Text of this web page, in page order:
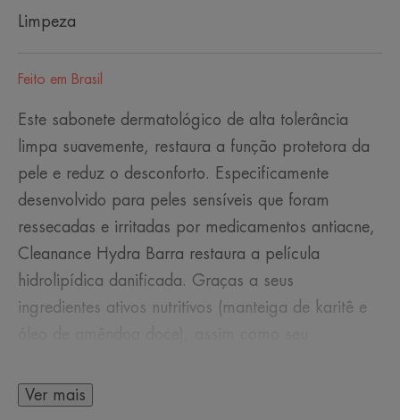
Limpeza
Feito em Brasil
Este sabonete dermatológico de alta tolerância
limpa suavemente, restaura a função protetora da
pele e reduz o desconforto. Especificamente
desenvolvido para peles sensíveis que foram
ressecadas e irritadas por medicamentos antiacne,
Cleanance Hydra Barra restaura a película
hidrolipídica danificada. Graças a seus
ingredientes ativos nutritivos (manteiga de karitê e
a hidratação natural* é estimulada, a pele é
Ver mais